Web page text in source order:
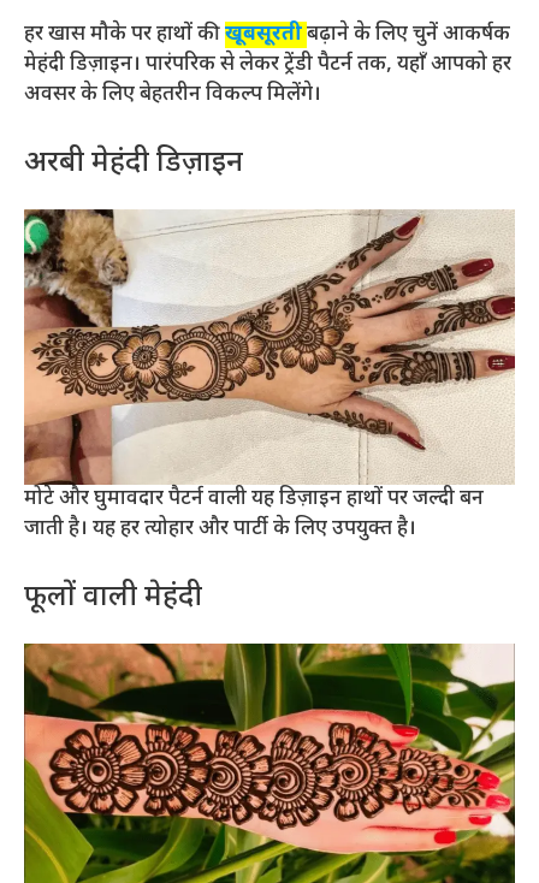
हर खास मौके पर हाथों कीखूबसूरतीबढ़ाने के लिए चुनें आकर्षक
मेहंदी डिज़ाइन। पारंपरिक से लेकर ट्रेंडी पैटर्न तक, यहाँ आपको हर
अवसर के लिए बेहतरीन विकल्प मिलेंगे।
अरबी मेहंदी डिज़ाइन
मोटे और घुमावदार पैटर्न वाली यह डिज़ाइन हाथों पर जल्दी बन
जाती है। यह हर त्योहार और पार्टी के लिए उपयुक्त है।
फूलों वाली मेहंदी